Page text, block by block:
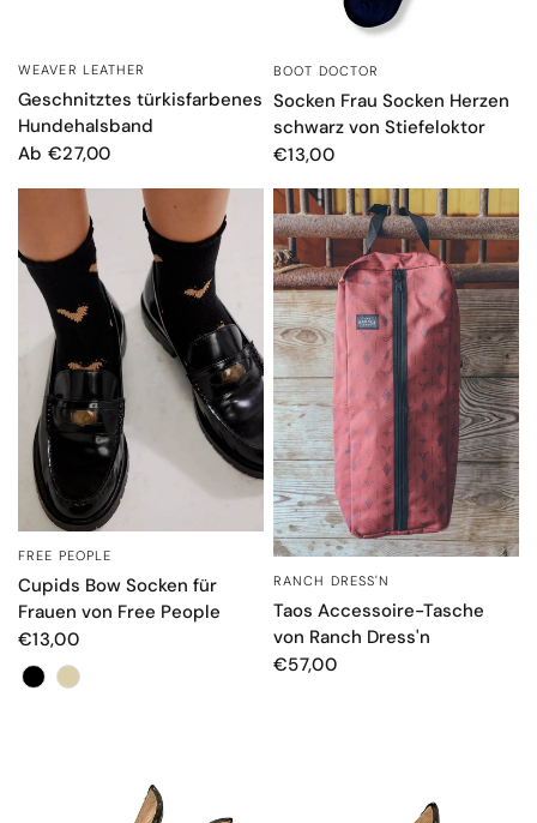
SCHNELLANSICHT
WEAVER LEATHER
Geschnitztes türkisfarbenes
Hundehalsband
Ab €27,00
SCHNELLANSICHT
BOOT DOCTOR
Socken Frau Socken Herzen
schwarz von Stiefeloktor
€13,00
SCHNELLANSICHT
FREE PEOPLE
Cupids Bow Socken für
Frauen von Free People
€13,00
Farbe
SCHNELLANSICHT
RANCH DRESS'N
Taos Accessoire-Tasche
von Ranch Dress'n
€57,00